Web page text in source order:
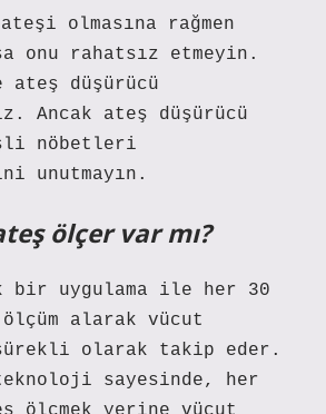
ateşi olmasına rağmen
onu rahatsız etmeyin.
ateş düşürücü
Ancak ateş düşürücü
nöbetleri
unutmayın.
ölçer var mı?
bir uygulama ile her 30
alarak vücut
sürekli olarak takip eder.
sayesinde, her